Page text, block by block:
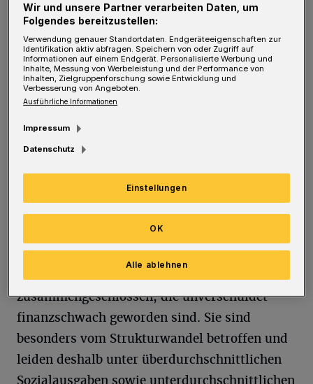
„Die finanziellen Folgen von Corona und des
Ukraine-Kriegs sowie die Zinssteigerungen
der EZB haben die Haushaltslage in vielen
Kommunen dramatisch verschlechtert. Diese
Unterstützung von Bund und dem Land NRW
– auch, um das Vertrauen der Bürgerinnen
und Bürger in ihre Handlungsfähigkeit zu
bewahren“, sagten die Initiativen-Sprecher
Christoph Gerbersmann und Martin Murrack.
Im überparteilichen Aktionsbündnis haben
sich 63 Kommunen aus sieben Bundesländern
zusammengeschlossen, die unverschuldet
finanzschwach geworden sind. Sie sind
besonders vom Strukturwandel betroffen und
leiden deshalb unter überdurchschnittlichen
Sozialausgaben sowie unterdurchschnittlichen
Wir und unsere Partner verarbeiten Daten, um
Folgendes bereitzustellen:
Verwendung genauer Standortdaten. Endgeräteeigenschaften zur
Identifikation aktiv abfragen. Speichern von oder Zugriff auf
Informationen auf einem Endgerät. Personalisierte Werbung und
Inhalte, Messung von Werbeleistung und der Performance von
Inhalten, Zielgruppenforschung sowie Entwicklung und
Verbesserung von Angeboten.
Ausführliche Informationen
Impressum
Datenschutz
Einstellungen
Alle ablehnen
OK